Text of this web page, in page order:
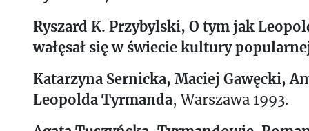
Ryszard K. Przybylski, O tym jak
wałęsał się w świecie kultury
Katarzyna Sernicka, Maciej Gawęcki,
Leopolda Tyrmanda, Warszawa 1993.